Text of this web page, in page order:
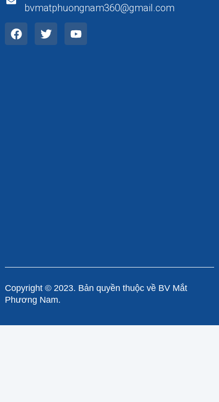
bvmatphuongnam360@gmail.com
Copyright © 2023. Bản quyền thuộc về BV Mắt
Phương Nam.